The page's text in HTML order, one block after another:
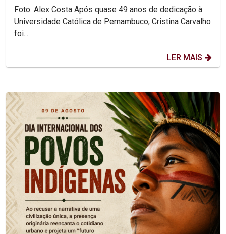
Foto: Alex Costa Após quase 49 anos de dedicação à
Universidade Católica de Pernambuco, Cristina Carvalho
foi...
LER MAIS